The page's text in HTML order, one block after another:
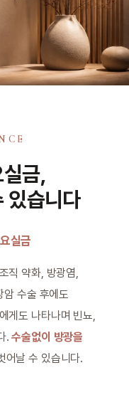
금,
있습니다
실금
직 약화, 방광염,
암 수술 후에도
게도 나타나며 빈뇨,
.수술없이 방광을
어날 수 있습니다.